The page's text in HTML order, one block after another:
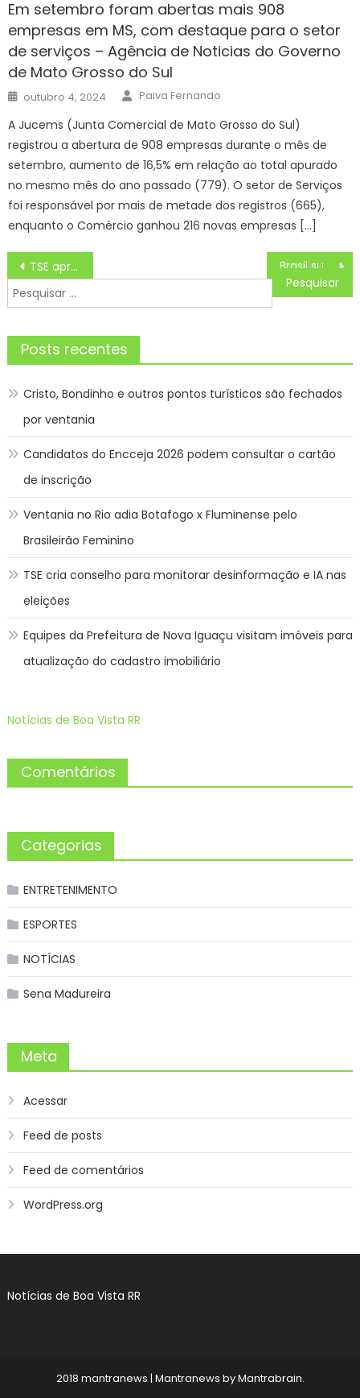
Em setembro foram abertas mais 908
empresas em MS, com destaque para o setor
de serviços – Agência de Noticias do Governo
de Mato Grosso do Sul
Posted
on
outubro 4, 2024 Author
Paiva Fernando
A Jucems (Junta Comercial de Mato Grosso do Sul)
registrou a abertura de 908 empresas durante o mês de
setembro, aumento de 16,5% em relação ao total apurado
no mesmo mês do ano passado (779). O setor de Serviços
foi responsável por mais de metade dos registros (665),
enquanto o Comércio ganhou 216 novas empresas […]
Navegação
de
Post
TSE aprova restrições para uso de IA nas eleições de outubro
Pesquisar
por:
Posts recentes
Cristo, Bondinho e outros pontos turísticos são fechados
por ventania
Candidatos do Encceja 2026 podem consultar o cartão
de inscrição
Ventania no Rio adia Botafogo x Fluminense pelo
Brasileirão Feminino
TSE cria conselho para monitorar desinformação e IA nas
eleições
Equipes da Prefeitura de Nova Iguaçu visitam imóveis para
atualização do cadastro imobiliário
Notícias de Boa Vista RR
Comentários
Categorias
ENTRETENIMENTO
ESPORTES
NOTÍCIAS
Sena Madureira
Meta
Acessar
Feed de posts
Feed de comentários
WordPress.org
Notícias de Boa Vista RR
2018 mantranews | Mantranews byMantrabrain.